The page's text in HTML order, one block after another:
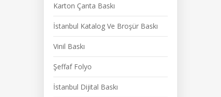
Karton Çanta Baskı
İstanbul Katalog Ve Broşür Baskı
Vinil Baskı
Şeffaf Folyo
İstanbul Dijital Baskı